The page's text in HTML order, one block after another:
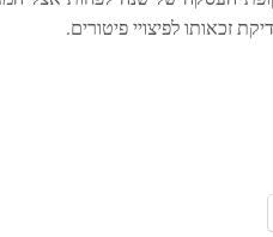
זכאותו לפיצויי פיטורים.